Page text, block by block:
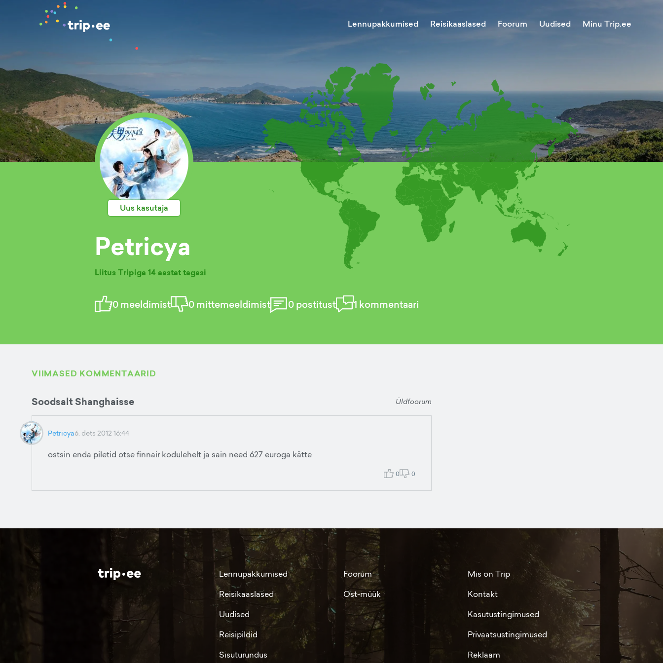
Lennupakkumised Reisikaaslased Foorum Uudised Minu Trip.ee
Uus kasutaja
Petricya
Liitus Tripiga 14 aastat tagasi
0meeldimist 0mittemeeldimist 0postitust 1 kommentaari
VIIMASED KOMMENTAARID
Soodsalt Shanghaisse Üldfoorum
Petricya6. dets 2012 16:44
ostsin enda piletid otse finnair kodulehelt ja sain need 627 euroga kätte
0 0
Lennupakkumised
Reisikaaslased
Uudised
Reisipildid
Sisuturundus
Foorum
Ost-müük
Mis on Trip
Kontakt
Kasutustingimused
Privaatsustingimused
Reklaam